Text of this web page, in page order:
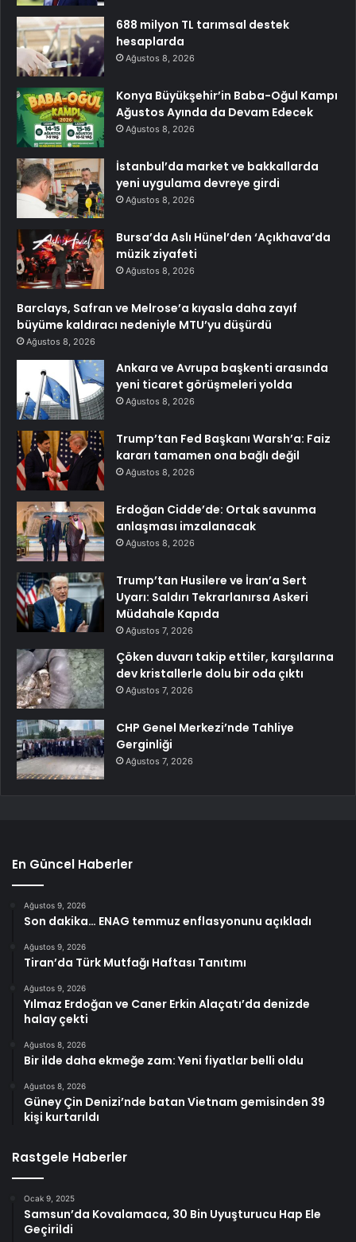
688 milyon TL tarımsal destek
hesaplarda
Ağustos 8, 2026
Konya Büyükşehir’in Baba-Oğul Kampı
Ağustos Ayında da Devam Edecek
Ağustos 8, 2026
İstanbul’da market ve bakkallarda
yeni uygulama devreye girdi
Ağustos 8, 2026
Bursa’da Aslı Hünel’den ‘Açıkhava’da
müzik ziyafeti
Ağustos 8, 2026
Barclays, Safran ve Melrose’a kıyasla daha zayıf
büyüme kaldıracı nedeniyle MTU’yu düşürdü
Ağustos 8, 2026
Ankara ve Avrupa başkenti arasında
yeni ticaret görüşmeleri yolda
Ağustos 8, 2026
Trump’tan Fed Başkanı Warsh’a: Faiz
kararı tamamen ona bağlı değil
Ağustos 8, 2026
Erdoğan Cidde’de: Ortak savunma
anlaşması imzalanacak
Ağustos 8, 2026
Trump’tan Husilere ve İran’a Sert
Uyarı: Saldırı Tekrarlanırsa Askeri
Müdahale Kapıda
Ağustos 7, 2026
Çöken duvarı takip ettiler, karşılarına
dev kristallerle dolu bir oda çıktı
Ağustos 7, 2026
CHP Genel Merkezi’nde Tahliye
Gerginliği
Ağustos 7, 2026
En Güncel Haberler
Ağustos 9, 2026
Son dakika… ENAG temmuz enflasyonunu açıkladı
Ağustos 9, 2026
Tiran’da Türk Mutfağı Haftası Tanıtımı
Ağustos 9, 2026
Yılmaz Erdoğan ve Caner Erkin Alaçatı’da denizde
halay çekti
Ağustos 8, 2026
Bir ilde daha ekmeğe zam: Yeni fiyatlar belli oldu
Ağustos 8, 2026
Güney Çin Denizi’nde batan Vietnam gemisinden 39
kişi kurtarıldı
Rastgele Haberler
Ocak 9, 2025
Samsun’da Kovalamaca, 30 Bin Uyuşturucu Hap Ele
Geçirildi